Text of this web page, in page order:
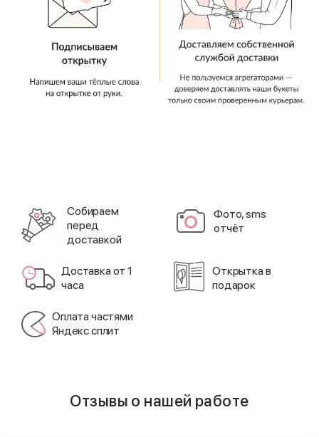
Cобираем
перед
доставкой
Фото, sms
отчёт
Доставка от 1
часа
Открытка в
подарок
Оплата частями
Яндекс сплит
Отзывы о нашей работе